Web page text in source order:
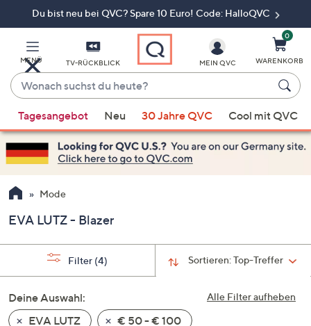
Du bist neu bei QVC? Spare 10 Euro! Code: HalloQVC
MENÜ TV-RÜCKBLICK
Wonach
suchst
du
heute?
Vorschläge
verfügbar
sind,
verwenden
Sie
Pfeiltasten
nach
und
nach
unten
MEIN QVC
0
WARENKORB
Tagesangebot Neu 30 Jahre QVC Cool mit QVC
Mode
EVA LUTZ - Blazer
Sortieren:Top-Treffer
Filter (4)
Alle Filter aufheben
Deine Auswahl:
EVA LUTZ
€ 50 - € 100